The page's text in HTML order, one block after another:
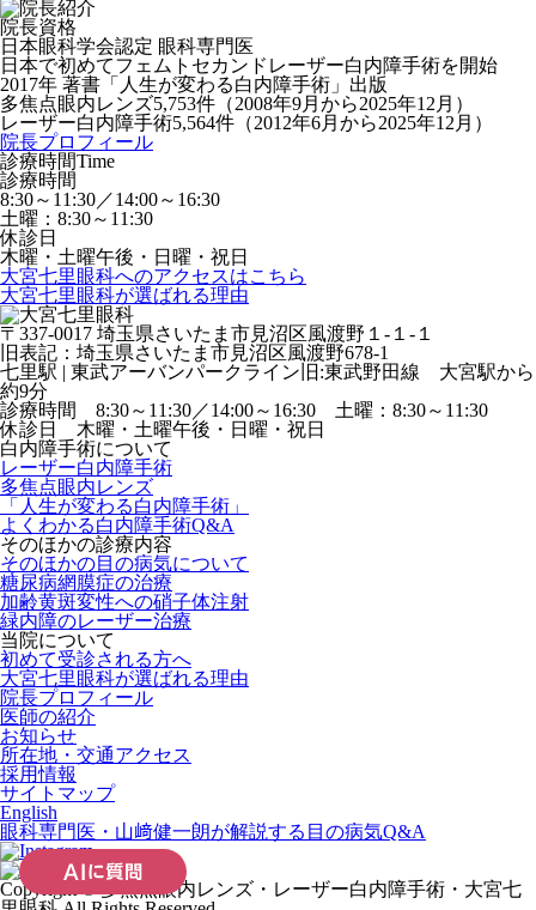
院長資格
日本眼科学会認定 眼科専門医
日本で初めてフェムトセカンドレーザー白内障手術を開始
2017年 著書「人生が変わる白内障手術」出版
多焦点眼内レンズ5,753件（2008年9月から2025年12月）
レーザー白内障手術5,564件（2012年6月から2025年12月）
院長プロフィール
診療時間Time
診療時間
8:30～11:30／14:00～16:30
土曜：8:30～11:30
休診日
木曜・土曜午後・日曜・祝日
大宮七里眼科へのアクセスはこちら
大宮七里眼科が選ばれる理由
〒337-0017 埼玉県さいたま市見沼区風渡野１-１-１
旧表記：埼玉県さいたま市見沼区風渡野678-1
七里駅 | 東武アーバンパークライン旧:東武野田線 大宮駅から
約9分
診療時間 8:30～11:30／14:00～16:30 土曜：8:30～11:30
休診日 木曜・土曜午後・日曜・祝日
白内障手術について
レーザー白内障手術
多焦点眼内レンズ
「人生が変わる白内障手術」
よくわかる白内障手術Q&A
そのほかの診療内容
そのほかの目の病気について
糖尿病網膜症の治療
加齢黄斑変性への硝子体注射
緑内障のレーザー治療
当院について
初めて受診される方へ
大宮七里眼科が選ばれる理由
院長プロフィール
医師の紹介
お知らせ
所在地・交通アクセス
採用情報
サイトマップ
English
眼科専門医・山﨑健一朗が解説する目の病気Q&A
Copyright © 多焦点眼内レンズ・レーザー白内障手術・大宮七